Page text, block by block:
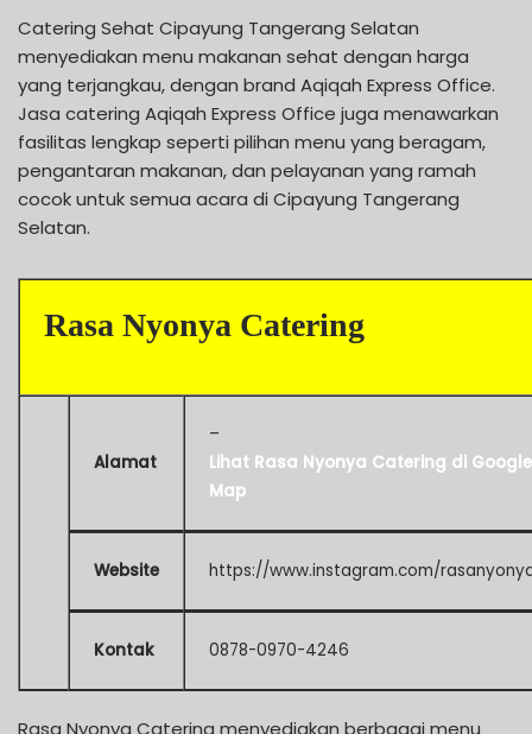
Catering Sehat Cipayung Tangerang Selatan
menyediakan menu makanan sehat dengan harga
yang terjangkau, dengan brand Aqiqah Express Office.
Jasa catering Aqiqah Express Office juga menawarkan
fasilitas lengkap seperti pilihan menu yang beragam,
pengantaran makanan, dan pelayanan yang ramah
cocok untuk semua acara di Cipayung Tangerang
Selatan.
Rasa Nyonya Catering
Alamat
–
Lihat Rasa Nyonya Catering di Google
Map
Website https://www.instagram.com/
Kontak 0878-0970-4246
Rasa Nyonya Catering menyediakan berbagai menu